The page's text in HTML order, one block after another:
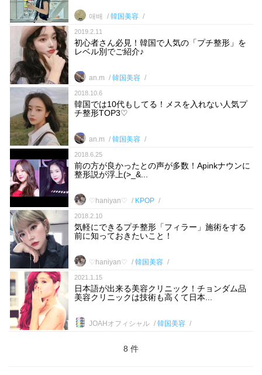
애배 韓国美容
2019.2.11
初心者さん必見！韓国で人気の「プチ整形」を
レベル別でご紹介♪
an.m 韓国美容
2018.10.6
韓国では10代もしてる！メスを入れない人気プ
チ整形TOP3♡
an.m 韓国美容
2018.6.25
前の方が良かったとの声が多数！Apinkナウンに
整形説が浮上(>_&...
♡haniyan♡ KPOP
2018.2.10
気軽にできるプチ整形「フィラー」施術をする
前に知っておきたいこと！
♡haniyan♡ 韓国美容
2021.1.15
日本語が出来る美容クリニック！チョンダム品
美容クリニックは技術も高くて日本...
JOAHオフィシャル 韓国美容
8 件